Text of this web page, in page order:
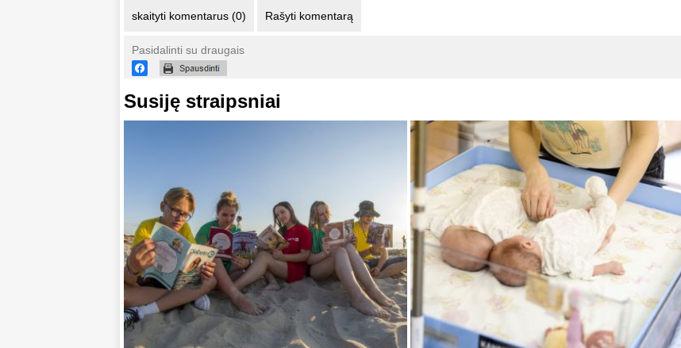
skaityti komentarus (0) Rašyti komentarą
Pasidalinti su draugais
Susiję straipsniai